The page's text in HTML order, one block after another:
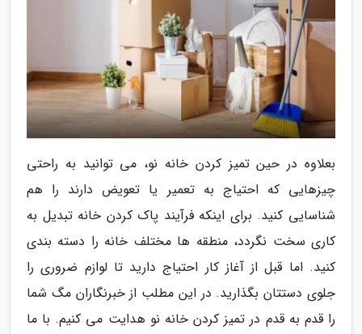
بعلاوه در حین تمیز کردن خانه نو، می توانید به راحتی
چیزهایی که احتیاج به تعمیر یا تعویض دارند را هم
شناسایی کنید. برای اینکه فرآیند پاک کردن خانه تبدیل به
کاری سخت نگردد، منطقه ها مختلف خانه را دسته بندی
کنید. اما قبل از آغاز کار احتیاج دارید تا لوازم ضروری را
جلوی دستتان بگذارید. در این مطلب از خبرنگاران مگ شما
را قدم به قدم در تمیز کردن خانه نو هدایت می کنیم. با ما